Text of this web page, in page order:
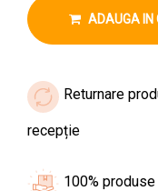
ADAUGA IN
Returnare
recepție
100%